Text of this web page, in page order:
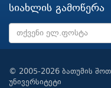
სიახლის გამოწერა
© 2005-2026 ბათუმის
უნივერსიტეტი